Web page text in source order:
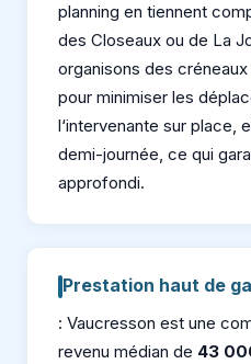
planning en tiennent
des Closeaux ou de La
organisons des
pour minimiser les
l‘intervenante sur place,
demi-journée, ce qui
approfondi.
Prestation haut de
: Vaucresson est une
revenu médian de 43